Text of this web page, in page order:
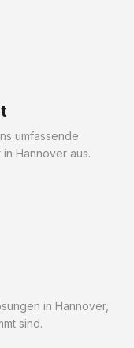
umfassende
Hannover aus.
in Hannover,
sind.